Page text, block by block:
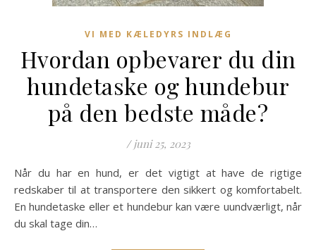
VI MED KÆLEDYRS INDLÆG
Hvordan opbevarer du din
hundetaske og hundebur
på den bedste måde?
/ juni 25, 2023
Når du har en hund, er det vigtigt at have de rigtige
redskaber til at transportere den sikkert og komfortabelt.
En hundetaske eller et hundebur kan være uundværligt, når
du skal tage din…